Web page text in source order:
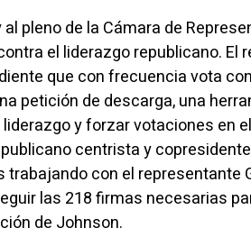
pleno de la Cámara de
el liderazgo republicano. El
que con frecuencia vota
petición de descarga, una
y forzar votaciones en
centrista y
con el representante
las 218 firmas necesarias
de Johnson.